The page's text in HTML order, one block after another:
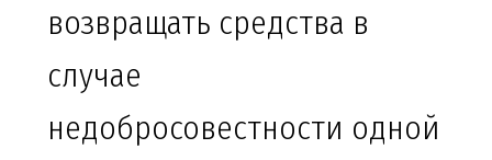
возвращать средства в
случае
недобросовестности одной